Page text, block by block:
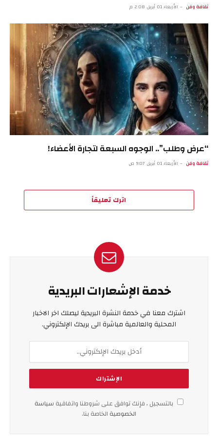
ثقافة وفن الأربعاء 01 أبريل 2:08 م
“عرض وطلب”.. الوجوه السبعة لتجارة الأعضاء!
ثقافة وفن الأربعاء 01 أبريل 9:07 ص
اترك تعليقاً
خدمة الإشعارات البريدية
اشترك معنا في خدمة النشرة البريدية ليصلك اخر الاخبار
المحلية والعالمية مباشرة الى بريدك الإلكتروني.
بالتسجيل ، فإنك توافق على شروطنا واتفاقية سياسة
الخصوصية الخاصة بنا.